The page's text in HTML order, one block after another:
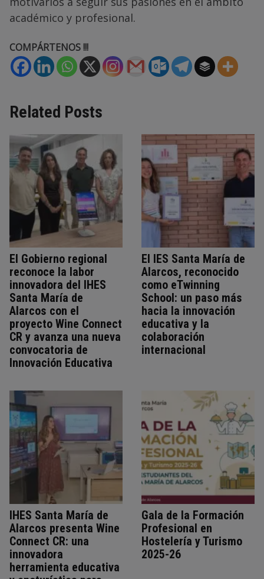
académico y profesional.
COMPÁRTENOS !!!
Related Posts
El Gobierno regional
reconoce la labor
innovadora del IHES
Santa María de
Alarcos con el
proyecto Wine Connect
CR y avanza una nueva
convocatoria de
Innovación Educativa
El IES Santa María de
Alarcos, reconocido
como eTwinning
School: un paso más
hacia la innovación
educativa y la
colaboración
internacional
IHES Santa María de
Alarcos presenta Wine
Connect CR: una
innovadora
herramienta educativa
Gala de la Formación
Profesional en
Hostelería y Turismo
2025-26